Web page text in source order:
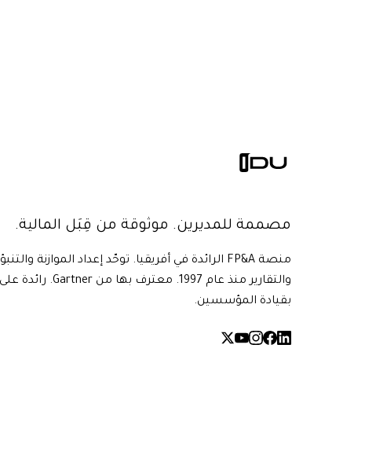
مصممة للمديرين. موثوقة من قِبَل المالية.
منصة FP&A الرائدة في أفريقيا. توحّد إعداد الموازنة والتنبؤ
بقيادة المؤسسين.